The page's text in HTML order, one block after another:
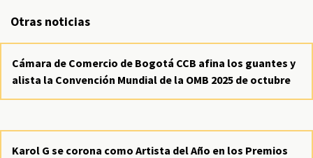
Otras noticias
Cámara de Comercio de Bogotá CCB afina los guantes y
alista la Convención Mundial de la OMB 2025 de octubre
Karol G se corona como Artista del Año en los Premios